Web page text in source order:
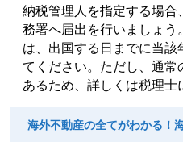
納税管理人を指定する場
務署へ届出を行いましょ
は、出国する日までに当
てください。ただし、通
あるため、詳しくは税理士
海外不動産の全てがわかる！